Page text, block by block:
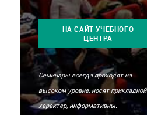
НА САЙТ УЧЕБНОГО
ЦЕНТРА
Семинары всегда проходят на
высоком уровне, носят прикладной
характер, информативны.